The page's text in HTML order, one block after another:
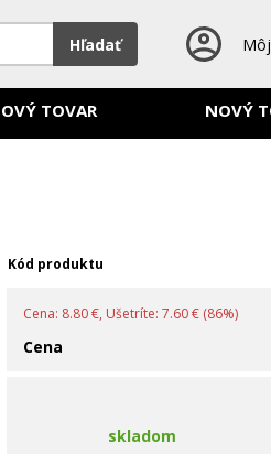
Hľadať
TOVAR NOVÝ
Kód produktu
Cena: 8.80 €, Ušetríte: 7.60 € (86%)
Cena
skladom